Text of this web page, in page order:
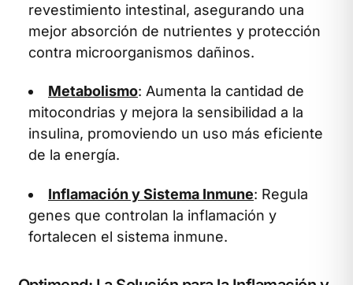
revestimiento intestinal, asegurando una
mejor absorción de nutrientes y protección
contra microorganismos dañinos.
Metabolismo: Aumenta la cantidad de
mitocondrias y mejora la sensibilidad a la
insulina, promoviendo un uso más eficiente
de la energía.
Inflamación y Sistema Inmune: Regula
genes que controlan la inflamación y
fortalecen el sistema inmune.